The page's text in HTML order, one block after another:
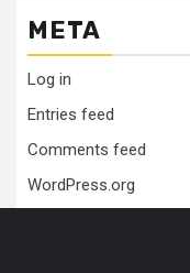
META
Log in
Entries feed
Comments feed
WordPress.org